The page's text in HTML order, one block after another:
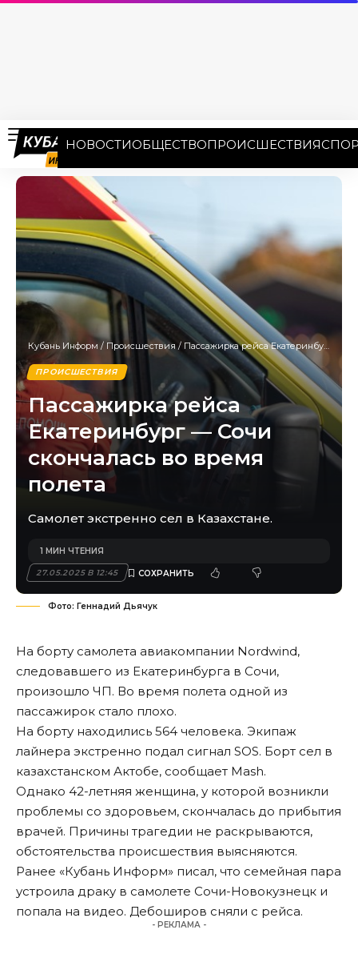
НОВОСТИОБЩЕСТВОПРОИСШЕСТВИЯ
Кубань Информ / Происшествия/ Пассажирка рейса Екатеринбург — Сочи скончалась во время полета
ПРОИСШЕСТВИЯ
Пассажирка рейса
Екатеринбург — Сочи
скончалась во время
полета
Самолет экстренно сел в Казахстане.
27.05.2025 В 12:45
1 МИН ЧТЕНИЯ
Фото: Геннадий Дьячук
На борту самолета авиакомпании Nordwind,
следовавшего из Екатеринбурга в Сочи,
произошло ЧП. Во время полета одной из
пассажирок стало плохо.
На борту находились 564 человека. Экипаж
лайнера экстренно подал сигнал SOS. Борт сел в
казахстанском Актобе, сообщает Mash.
Однако 42-летняя женщина, у которой возникли
проблемы со здоровьем, скончалась до прибытия
врачей. Причины трагедии не раскрываются,
обстоятельства происшествия выясняются.
Ранее «Кубань Информ» писал, что семейная пара
устроила драку в самолете Сочи-Новокузнецк и
попала на видео. Дебоширов сняли с рейса.
- РЕКЛАМА -